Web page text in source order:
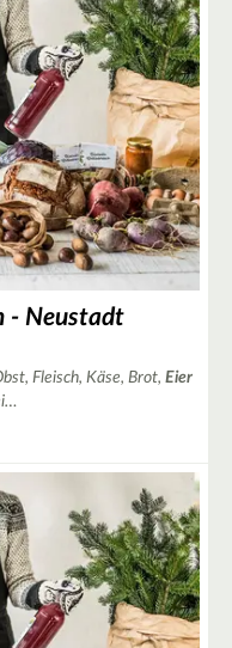
- Neustadt
Fleisch, Käse, Brot, Eier